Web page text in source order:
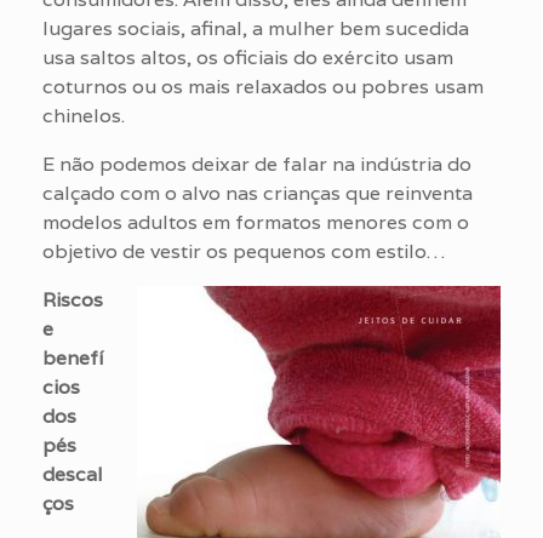
lugares sociais, afinal, a mulher bem sucedida
usa saltos altos, os oficiais do exército usam
coturnos ou os mais relaxados ou pobres usam
chinelos.
E não podemos deixar de falar na indústria do
calçado com o alvo nas crianças que reinventa
modelos adultos em formatos menores com o
objetivo de vestir os pequenos com estilo…
Riscos
e
benefí
cios
dos
pés
descal
ços